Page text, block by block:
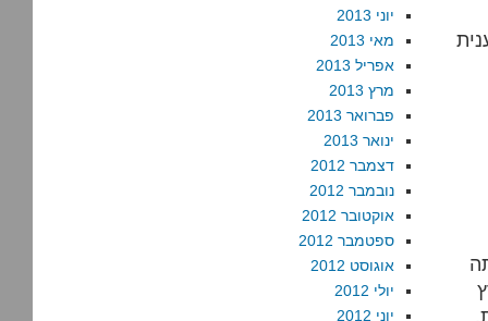
יוני 2013
מאי 2013
אפריל 2013
מרץ 2013
פברואר 2013
ינואר 2013
דצמבר 2012
נובמבר 2012
אוקטובר 2012
ספטמבר 2012
אוגוסט 2012
יולי 2012
יוני 2012